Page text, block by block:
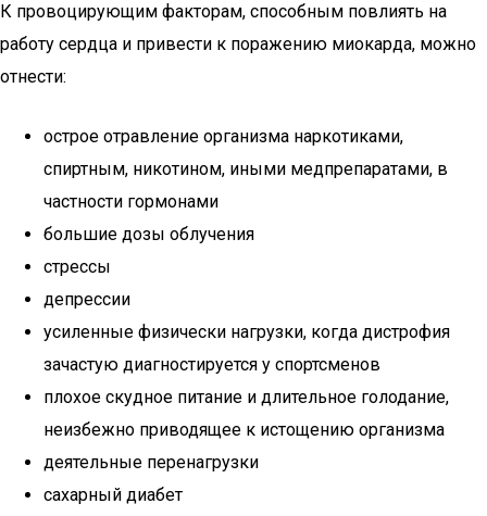
К провоцирующим факторам, способным повлиять на
работу сердца и привести к поражению миокарда, можно
отнести:
острое отравление организма наркотиками,
спиртным, никотином, иными медпрепаратами, в
частности гормонами
большие дозы облучения
стрессы
депрессии
усиленные физически нагрузки, когда дистрофия
зачастую диагностируется у спортсменов
плохое скудное питание и длительное голодание,
неизбежно приводящее к истощению организма
деятельные перенагрузки
сахарный диабет